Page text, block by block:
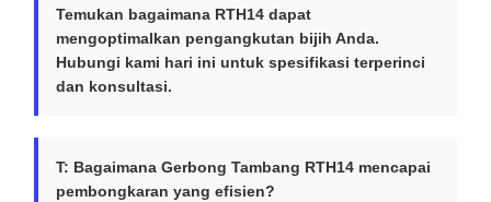
Temukan bagaimana RTH14 dapat
mengoptimalkan pengangkutan bijih Anda.
Hubungi kami hari ini untuk spesifikasi terperinci
dan konsultasi.
T: Bagaimana Gerbong Tambang RTH14 mencapai
pembongkaran yang efisien?